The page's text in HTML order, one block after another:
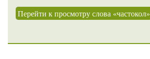
Перейти к просмотру слова «частокол»